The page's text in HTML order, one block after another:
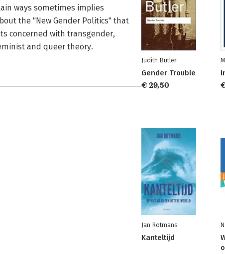
ways sometimes implies
the "New Gender Politics" that
concerned with transgender,
and queer theory.
Judith Butler
Gender Trouble
€ 29,50
Jan Rotmans
Kanteltijd